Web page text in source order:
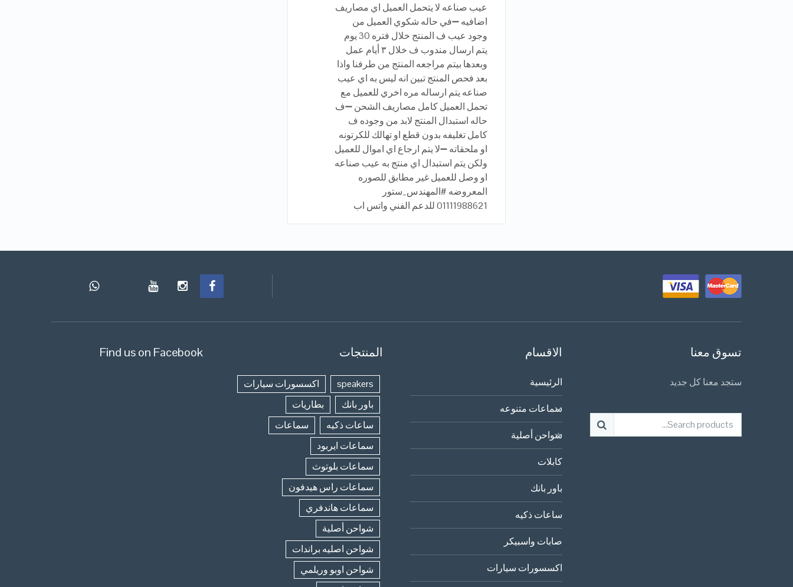
عيب صناعه لا يتحمل العميل اي مصاريف
اضافيه ➖في حاله شكوي العميل من
وجود عيب ف المنتج خلال فتره 30 يوم
يتم ارسال مندوب ف خلال ٣ أيام عمل
وبعدها بيتم مراجعه المنتج من طرفنا واذا
بعد فحص المنتج تبين انه ليس به اي عيب
صناعه يتم ارساله مره اخري للعميل مع
تحمل العميل كامل مصاريف الشحن ➖ف
حاله استبدال المنتج لابد من وجوده ف
كامل تغليفه بدون قطع او تهالك للكرتونه
او ملحقاته ➖لا يتم ارجاع اي اموال للعميل
ولكن يتم استبدال اي منتج به عيب صناعه
او وصل للعميل غير مطابق للصوره
المعروضه #المهندس_ستور
01111988621 للدعم الفني واتس اب
تسوق معنا
ستجد معنا كل جديد
الاقسام
الرئيسية
سماعات متنوعه
شواحن أصلية
كابلات
باور بانك
ساعات ذكيه
صابات واسبيكر
اكسسورات سيارات
المنتجات
speakers
اكسسورات سيارات
باور بانك
بطاريات
ساعات ذكيه
سماعات
سماعات ايربود
سماعات بلوتوث
سماعات راس هيدفون
سماعات هاندفري
شواحن أصلية
شواحن اصليه براندات
شواحن اوبو وريلمي
Find us on Facebook